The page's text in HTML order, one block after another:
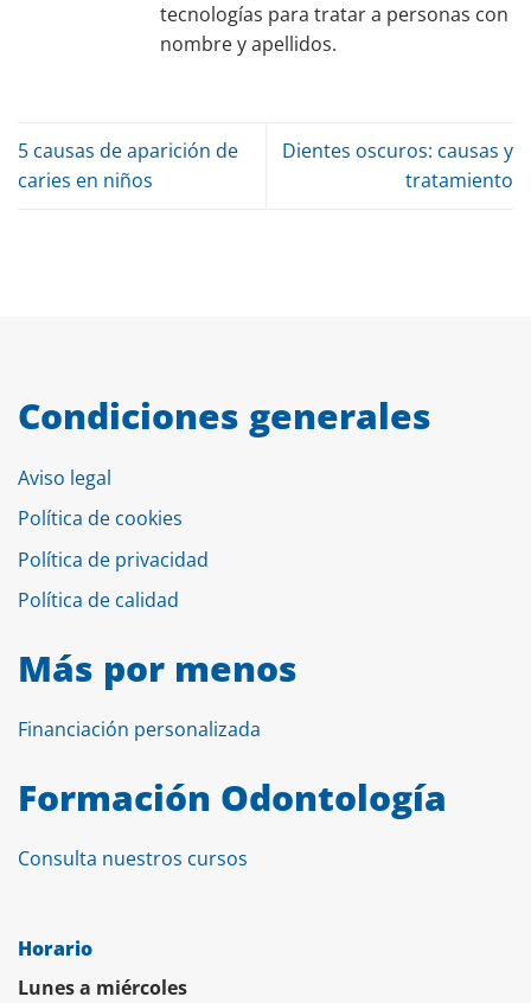
tecnologías para tratar a personas con
nombre y apellidos.
5 causas de aparición de
caries en niños
Dientes oscuros: causas y
tratamiento
Condiciones generales
Aviso legal
Política de cookies
Política de privacidad
Política de calidad
Más por menos
Financiación personalizada
Formación Odontología
Consulta nuestros cursos
Horario
Lunes a miércoles